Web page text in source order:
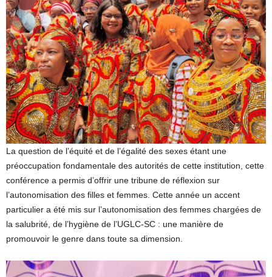
La question de l’équité et de l’égalité des sexes étant une
préoccupation fondamentale des autorités de cette institution, cette
conférence a permis d’offrir une tribune de réflexion sur
l’autonomisation des filles et femmes. Cette année un accent
particulier a été mis sur l’autonomisation des femmes chargées de
la salubrité, de l’hygiène de l’UGLC-SC : une manière de
promouvoir le genre dans toute sa dimension.